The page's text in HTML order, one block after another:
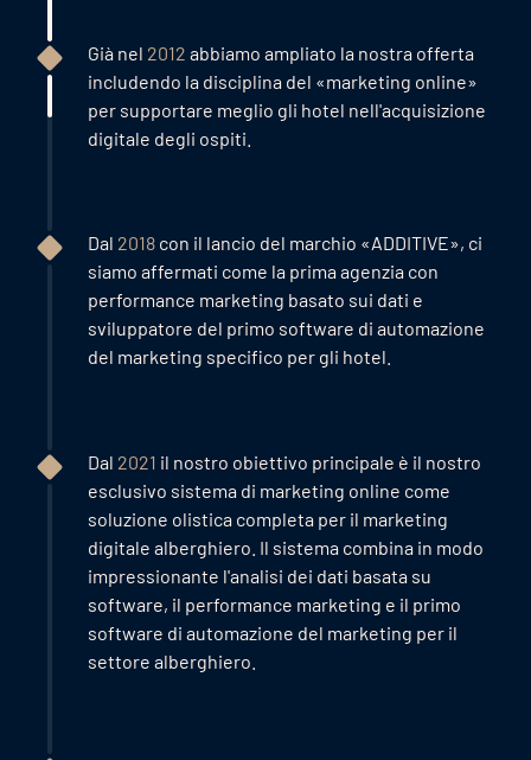
Già nel 2012 abbiamo ampliato la nostra offerta
includendo la disciplina del «marketing online»
per supportare meglio gli hotel nell'acquisizione
digitale degli ospiti.
Dal 2018con il lancio del marchio «ADDITIVE», ci
siamo affermati come la prima agenzia con
performance marketing basato sui dati e
sviluppatore del primo software di automazione
del marketing specifico per gli hotel.
Dal 2021 il nostro obiettivo principale è il nostro
esclusivo sistema di marketing online come
soluzione olistica completa per il marketing
digitale alberghiero. Il sistema combina in modo
impressionante l'analisi dei dati basata su
software, il performance marketing e il primo
software di automazione del marketing per il
settore alberghiero.